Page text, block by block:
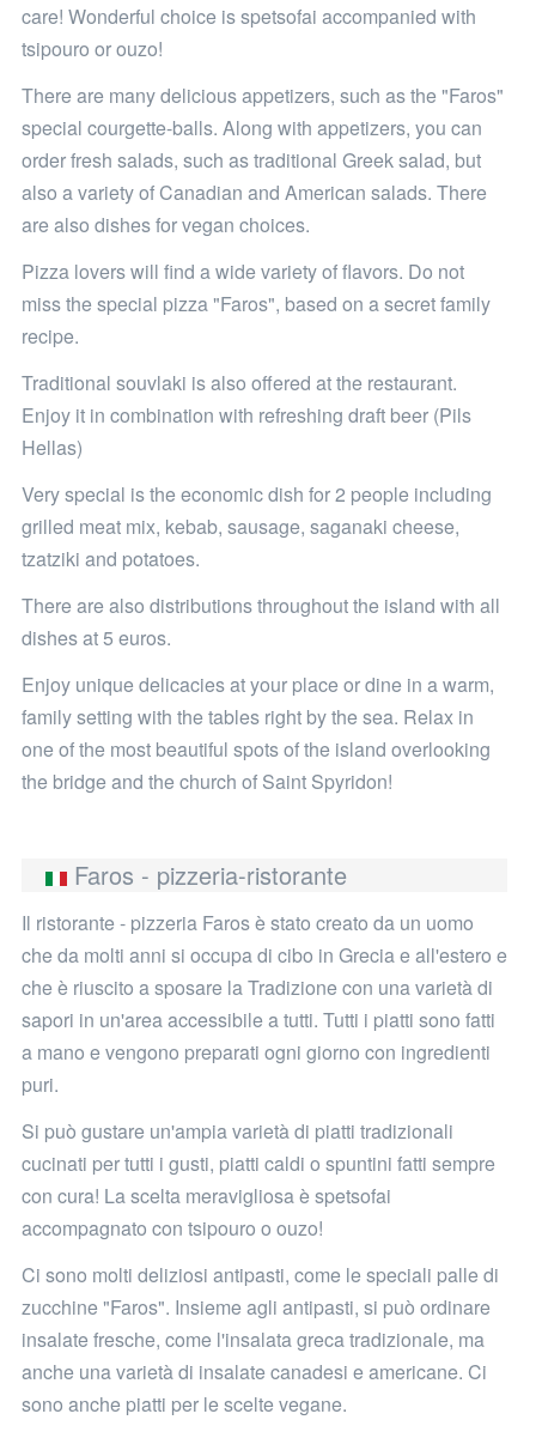
care! Wonderful choice is spetsofai accompanied with
tsipouro or ouzo!
There are many delicious appetizers, such as the "Faros"
special courgette-balls. Along with appetizers, you can
order fresh salads, such as traditional Greek salad, but
also a variety of Canadian and American salads. There
are also dishes for vegan choices.
Pizza lovers will find a wide variety of flavors. Do not
miss the special pizza "Faros", based on a secret family
recipe.
Traditional souvlaki is also offered at the restaurant.
Enjoy it in combination with refreshing draft beer (Pils
Hellas)
Very special is the economic dish for 2 people including
grilled meat mix, kebab, sausage, saganaki cheese,
tzatziki and potatoes.
There are also distributions throughout the island with all
dishes at 5 euros.
Enjoy unique delicacies at your place or dine in a warm,
family setting with the tables right by the sea. Relax in
one of the most beautiful spots of the island overlooking
the bridge and the church of Saint Spyridon!
Faros - pizzeria-ristorante
Il ristorante - pizzeria Faros è stato creato da un uomo
che da molti anni si occupa di cibo in Grecia e all'estero e
che è riuscito a sposare la Tradizione con una varietà di
sapori in un'area accessibile a tutti. Tutti i piatti sono fatti
a mano e vengono preparati ogni giorno con ingredienti
puri.
Si può gustare un'ampia varietà di piatti tradizionali
cucinati per tutti i gusti, piatti caldi o spuntini fatti sempre
con cura! La scelta meravigliosa è spetsofai
accompagnato con tsipouro o ouzo!
Ci sono molti deliziosi antipasti, come le speciali palle di
zucchine "Faros". Insieme agli antipasti, si può ordinare
insalate fresche, come l'insalata greca tradizionale, ma
anche una varietà di insalate canadesi e americane. Ci
sono anche piatti per le scelte vegane.